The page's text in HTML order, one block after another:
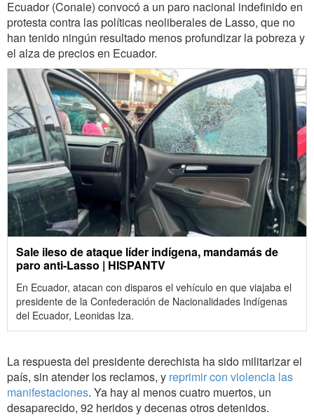
Ecuador (Conaie) convocó a un paro nacional indefinido en
protesta contra las políticas neoliberales de Lasso, que no
han tenido ningún resultado menos profundizar la pobreza y
el alza de precios en Ecuador.
Sale ileso de ataque líder indígena, mandamás de
paro anti-Lasso | HISPANTV
En Ecuador, atacan con disparos el vehículo en que viajaba el
presidente de la Confederación de Nacionalidades Indígenas
del Ecuador, Leonidas Iza.
La respuesta del presidente derechista ha sido militarizar el
país, sin atender los reclamos, y reprimir con violencia las
manifestaciones. Ya hay al menos cuatro muertos, un
desaparecido, 92 heridos y decenas otros detenidos.